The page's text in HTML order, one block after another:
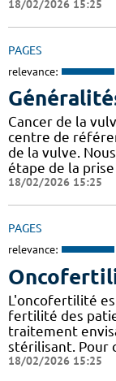
18/02/2026 15:25
PAGES
relevance:
Cancer de la
centre de
de la vulve.
étape de la
18/02/2026 15:25
PAGES
relevance:
L'oncofertilité
fertilité des
traitement
stérilisant. Pour
18/02/2026 15:25